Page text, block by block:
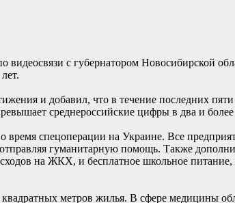
с губернатором Новосибирской
и добавил, что в течение последних
среднероссийские цифры в два и более
время спецоперации на Украине. Все
гуманитарную помощь. Также
на ЖКХ, и бесплатное школьное питание,
метров жилья. В сфере медицины